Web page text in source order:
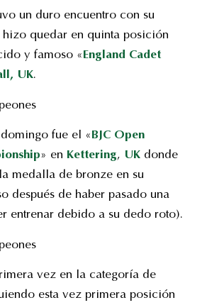
un duro encuentro con su
hizo quedar en quinta posición
y famoso «England Cadet
UK.
fue el «BJC Open
» en Kettering, UKdonde
medalla de bronze en su
después de haber pasado una
entrenar debido a su dedo roto).
vez en la categoría de
esta vez primera posición